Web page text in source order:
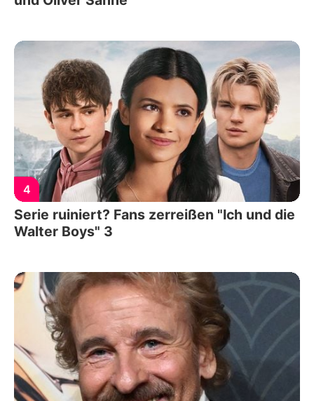
4
Serie ruiniert? Fans zerreißen "Ich und die
Walter Boys" 3